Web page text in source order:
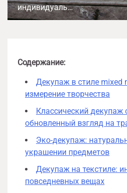
индивидуаль…
Содержание:
Декупаж в стиле mixed
измерение творчества
Классический
обновленный взгляд на
Эко-декупаж:
украшении предметов
Декупаж на текстиле:
повседневных вещах